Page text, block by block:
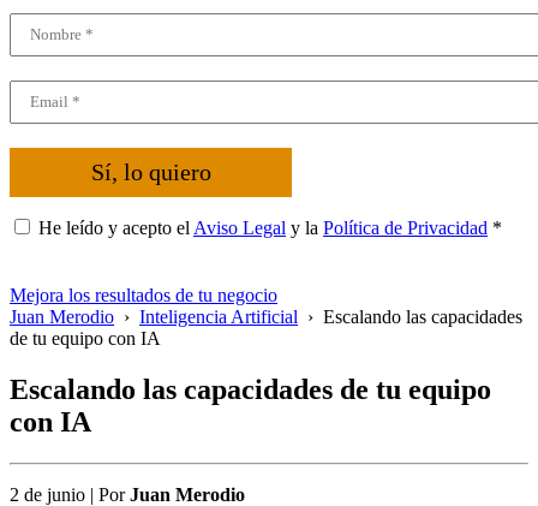
Sí, lo quiero
He leído y acepto el Aviso Legal y la Política de Privacidad *
Mejora los resultados de tu negocio
Juan Merodio › Inteligencia Artificial › Escalando las capacidades
de tu equipo con IA
Escalando las capacidades de tu equipo
con IA
2 de junio | PorJuan Merodio